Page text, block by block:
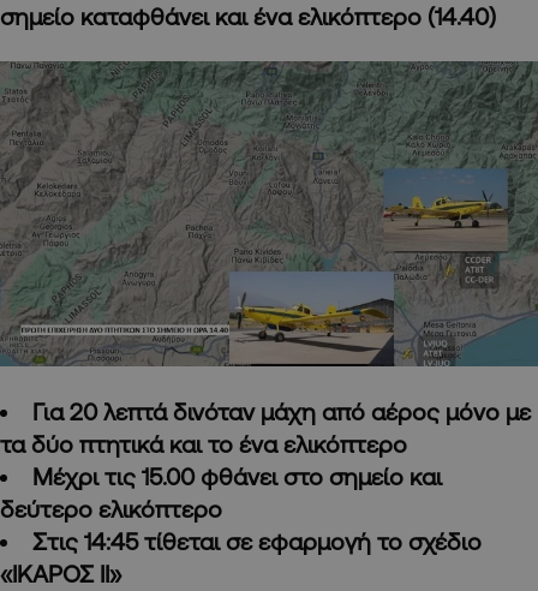
σημείο καταφθάνει και ένα ελικόπτερο (14.40)
Για 20 λεπτά δινόταν μάχη από αέρος μόνο με
τα δύο πτητικά και το ένα ελικόπτερο
Μέχρι τις 15.00 φθάνει στο σημείο και
δεύτερο ελικόπτερο
Στις 14:45 τίθεται σε εφαρμογή το σχέδιο
«ΙΚΑΡΟΣ ΙΙ»